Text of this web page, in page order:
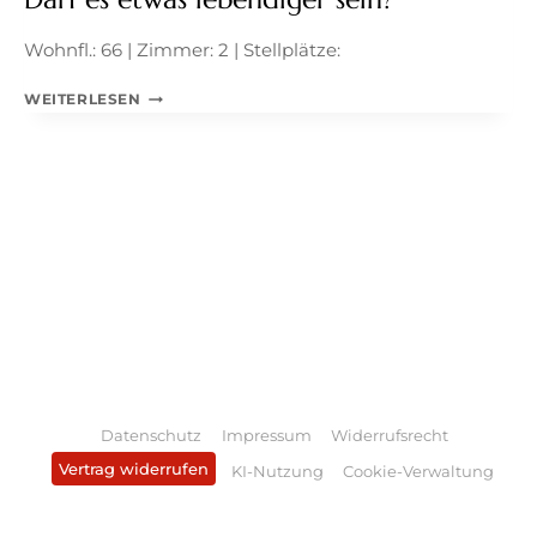
Wohnfl.: 66 | Zimmer: 2 | Stellplätze:
WEITERLESEN DARF
Datenschutz Impressum
Widerrufsrecht
Vertrag widerrufen
KI-Nutzung Cookie-Verwaltung